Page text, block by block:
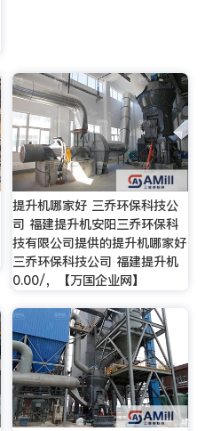
提升机哪家好 三乔环保科技公
司 福建提升机安阳三乔环保科
技有限公司提供的提升机哪家好
三乔环保科技公司 福建提升机
0.00/，【万国企业网】